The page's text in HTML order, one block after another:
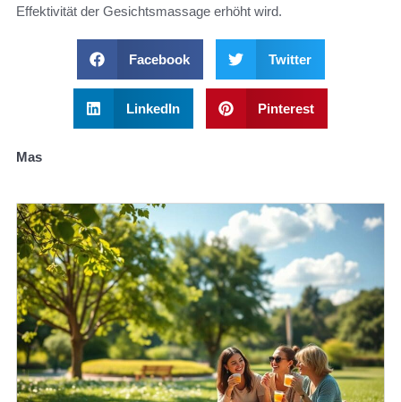
Effektivität der Gesichtsmassage erhöht wird.
Facebook Twitter
LinkedIn Pinterest
Mas